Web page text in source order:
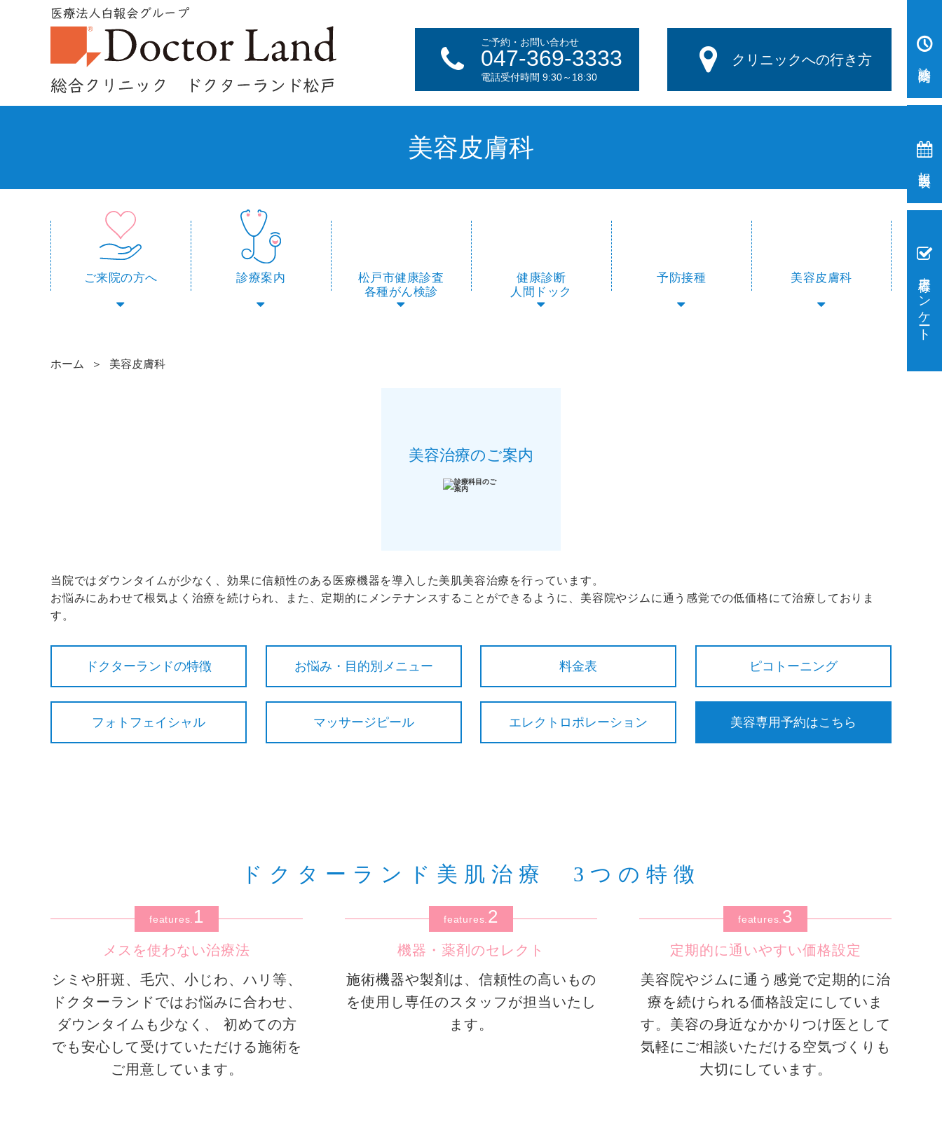
ご予約・お問い合わせ
047-369-3333
電話受付時間 9:30～18:30
クリニックへの行き方
美容皮膚科
ご来院の方へ 診療案内
松戸市健康診査
各種がん検診
健康診断
人間ドック
予防接種 美容皮膚科 患者様アンケート
ホーム 美容皮膚科
美容治療のご案内
当院ではダウンタイムが少なく、効果に信頼性のある医療機器を導入した美肌美容治療を行っています。
お悩みにあわせて根気よく治療を続けられ、また、定期的にメンテナンスすることができるように、美容院やジムに通う感覚での低価格にて治療しておりま
す。
ドクターランドの特徴 お悩み・目的別メニュー 料金表 ピコトーニング
フォトフェイシャル マッサージピール エレクトロポレーション 美容専用予約はこちら
ドクターランド美肌治療 3つの特徴
features. 1
メスを使わない治療法
シミや肝斑、毛穴、小じわ、ハリ等、
ドクターランドではお悩みに合わせ、
ダウンタイムも少なく、 初めての方
でも安心して受けていただける施術を
ご用意しています。
features. 2
機器・薬剤のセレクト
施術機器や製剤は、信頼性の高いもの
を使用し専任のスタッフが担当いたし
ます。
features. 3
定期的に通いやすい価格設定
美容院やジムに通う感覚で定期的に治
療を続けられる価格設定にしていま
す。美容の身近なかかりつけ医として
気軽にご相談いただける空気づくりも
大切にしています。